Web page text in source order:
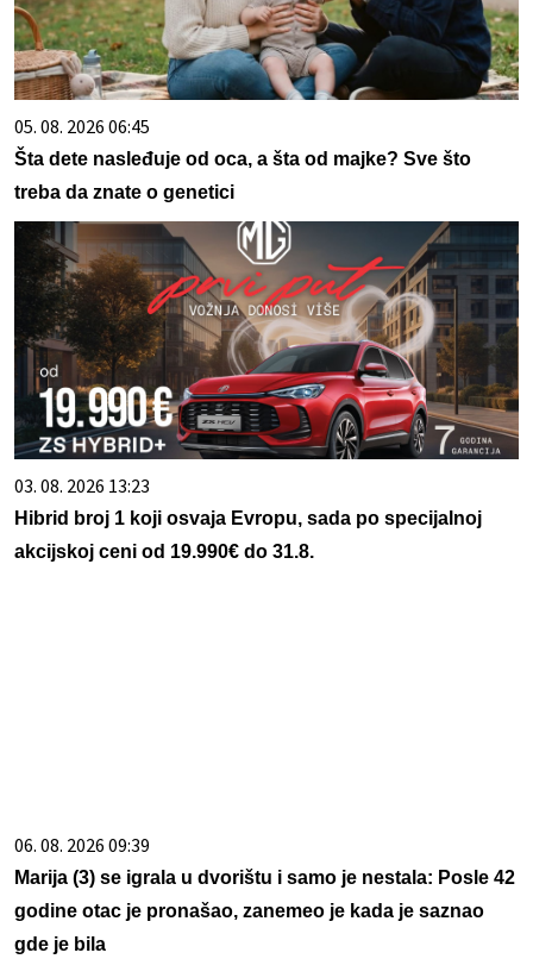
05. 08. 2026 06:45
Šta dete nasleđuje od oca, a šta od majke? Sve što
treba da znate o genetici
03. 08. 2026 13:23
Hibrid broj 1 koji osvaja Evropu, sada po specijalnoj
akcijskoj ceni od 19.990€ do 31.8.
06. 08. 2026 09:39
Marija (3) se igrala u dvorištu i samo je nestala: Posle 42
godine otac je pronašao, zanemeo je kada je saznao
gde je bila